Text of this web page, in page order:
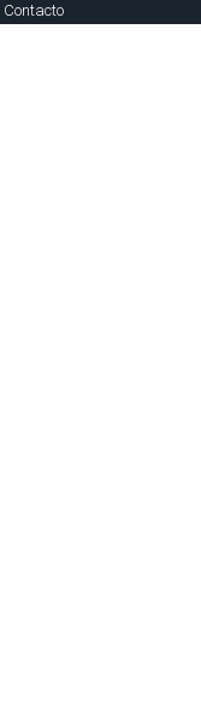
Contacto